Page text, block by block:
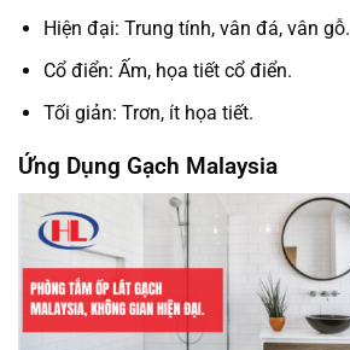
Hiện đại: Trung tính, vân đá, vân gỗ.
Cổ điển: Ấm, họa tiết cổ điển.
Tối giản: Trơn, ít họa tiết.
Ứng Dụng Gạch Malaysia